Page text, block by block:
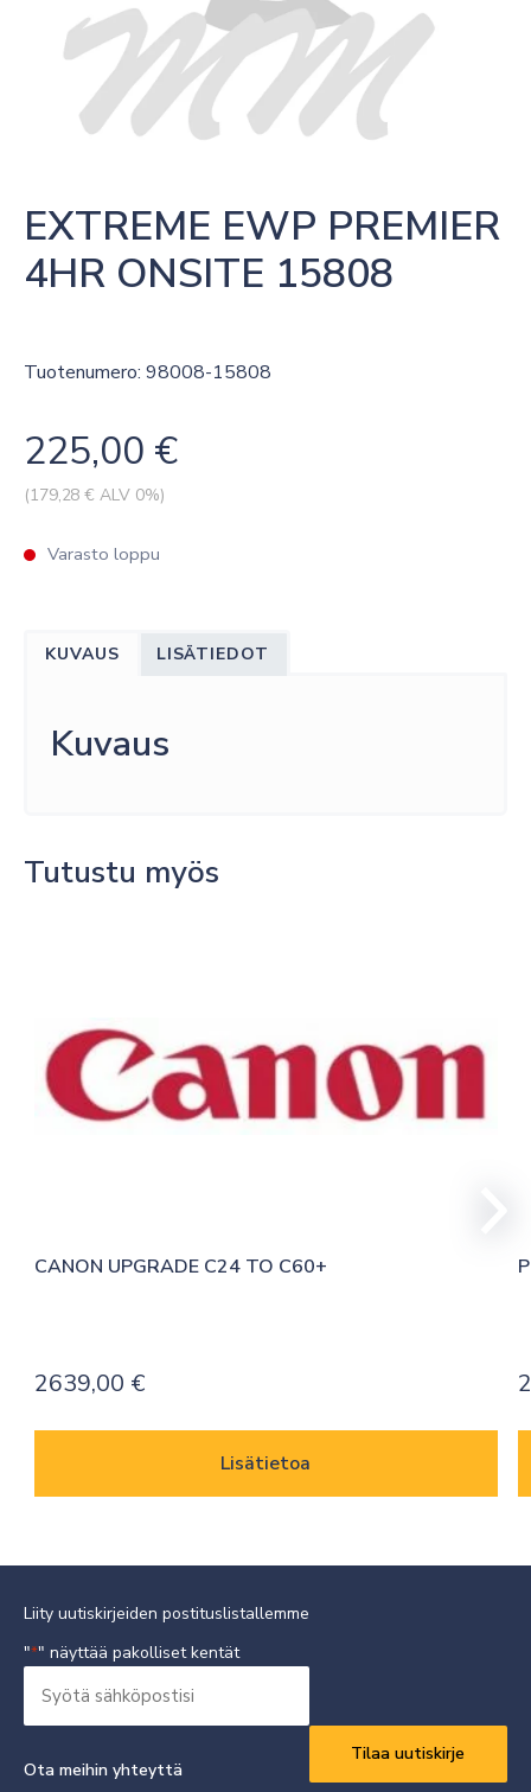
EXTREME EWP PREMIER
4HR ONSITE 15808
Tuotenumero: 98008-15808
225,00 €
(179,28 € ALV 0%)
Varasto loppu
KUVAUS LISÄTIEDOT
Kuvaus
Tutustu myös
CANON UPGRADE C24 TO C60+
2639,00 €
Lisätietoa
Liity uutiskirjeiden postituslistallemme
"*" näyttää pakolliset kentät
sähköpostisi
Ota meihin yhteyttä